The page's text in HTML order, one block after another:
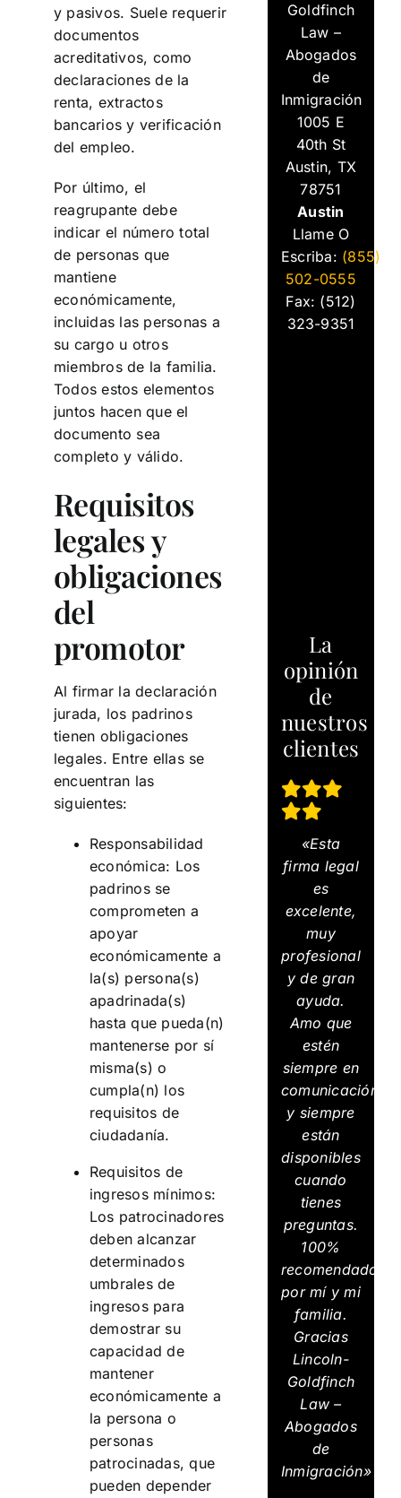
y pasivos. Suele requerir
documentos
acreditativos, como
declaraciones de la
renta, extractos
bancarios y verificación
del empleo.
Por último, el
reagrupante debe
indicar el número total
de personas que
mantiene
económicamente,
incluidas las personas a
su cargo u otros
miembros de la familia.
Todos estos elementos
juntos hacen que el
documento sea
completo y válido.
Requisitos
legales y
obligaciones
del
promotor
Al firmar la declaración
jurada, los padrinos
tienen obligaciones
legales. Entre ellas se
encuentran las
siguientes:
Responsabilidad
económica: Los
padrinos se
comprometen a
apoyar
económicamente a
la(s) persona(s)
apadrinada(s)
hasta que pueda(n)
mantenerse por sí
misma(s) o
cumpla(n) los
requisitos de
ciudadanía.
Requisitos de
ingresos mínimos:
Los patrocinadores
deben alcanzar
determinados
umbrales de
ingresos para
demostrar su
capacidad de
mantener
económicamente a
la persona o
personas
patrocinadas, que
pueden depender
Goldfinch
Law –
Abogados
de
Inmigración
1005 E
40th St
Austin, TX
78751
Austin
Llame O
Escriba: (855)
502-0555
Fax: (512)
323-9351
La
opinión
de
nuestros
clientes
«Esta
firma legal
es
excelente,
muy
profesional
y de gran
ayuda.
Amo que
estén
siempre en
comunicación
y siempre
están
disponibles
cuando
tienes
preguntas.
100%
recomendados
por mí y mi
familia.
Gracias
Lincoln-
Goldfinch
Law –
Abogados
de
Inmigración»